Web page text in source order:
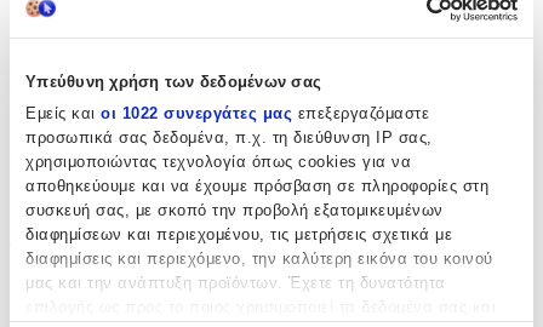
Υπεύθυνη χρήση των δεδομένων σας
Εμείς και οι 1022 συνεργάτες μας επεξεργαζόμαστε
προσωπικά σας δεδομένα, π.χ. τη διεύθυνση IP σας,
χρησιμοποιώντας τεχνολογία όπως cookies για να
αποθηκεύουμε και να έχουμε πρόσβαση σε πληροφορίες στη
συσκευή σας, με σκοπό την προβολή εξατομικευμένων
διαφημίσεων και περιεχομένου, τις μετρήσεις σχετικά με
διαφημίσεις και περιεχόμενο, την καλύτερη εικόνα του κοινού
μας και την ανάπτυξη προϊόντων. Έχετε τη δυνατότητα
Όχι
Βινυλίου:
Όχι
Μπορντούρα:
Όχι
Φωσφοριζέ:
Όχι